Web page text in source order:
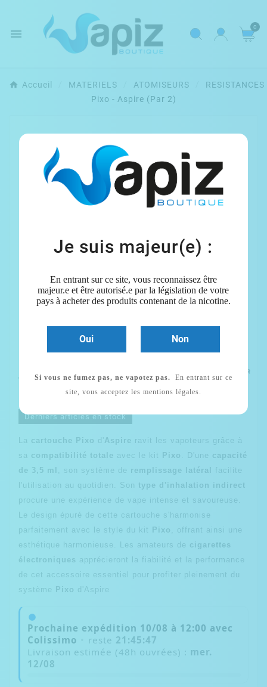
Je suis majeur(e) :
En entrant sur ce site, vous reconnaissez être
majeur.e et être autorisé.e par la législation de votre
pays à acheter des produits contenant de la nicotine.
Oui Non
Si vous ne fumez pas, ne vapotez pas. En entrant sur ce
site, vous acceptez les mentions légales.
 0
Accueil MATERIELS ATOMISEURS
RESISTANCES
Pixo - Aspire (Par 2)
Cartouche Pixo - Aspire
7,80 €
Derniers articles en stock
La cartouche Pixo d' Aspire ravit les vapoteurs grâce à
sa compatibilité totale avec le kit Pixo . D'une capacité
de 3,5 ml
, son système de remplissage latéral facilite
l'utilisation au quotidien. Son type d'inhalation indirect
procure une expérience de vape intense et savoureuse.
Le design épuré de cette cartouche s'harmonise
parfaitement avec le style du kit Pixo
, offrant ainsi une
esthétique harmonieuse. Les amateurs de cigarettes
électroniques apprécieront la fiabilité et la performance
de cet accessoire essentiel pour profiter pleinement du
système Pixo d'Aspire
Prochaine expédition 10/08 à 12:00 avec
Colissimo
reste 21:45:47
Livraison estimée (48h ouvrées) : mer.
12/08